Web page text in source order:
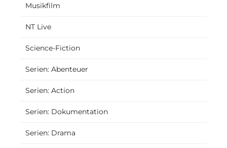
Musikfilm
NT Live
Science-Fiction
Serien: Abenteuer
Serien: Action
Serien: Dokumentation
Serien: Drama